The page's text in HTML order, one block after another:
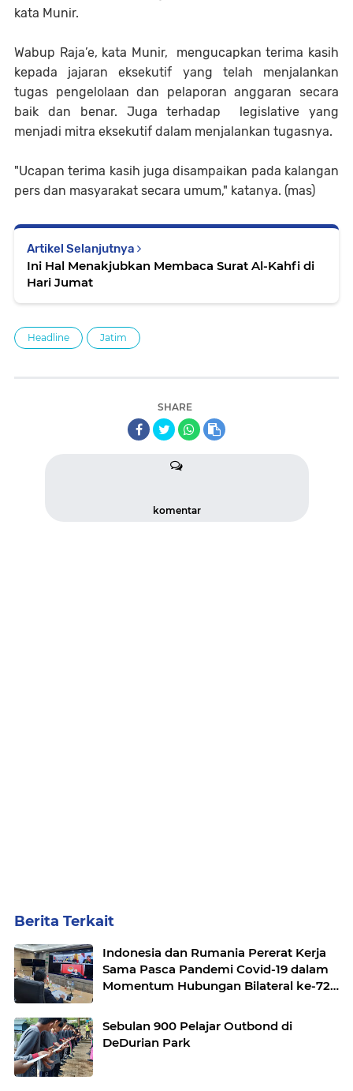
kata Munir.
Wabup Raja’e, kata Munir, mengucapkan terima kasih
kepada jajaran eksekutif yang telah menjalankan
tugas pengelolaan dan pelaporan anggaran secara
baik dan benar. Juga terhadap legislative yang
menjadi mitra eksekutif dalam menjalankan tugasnya.
"Ucapan terima kasih juga disampaikan pada kalangan
pers dan masyarakat secara umum," katanya. (mas)
Artikel Selanjutnya
Ini Hal Menakjubkan Membaca Surat Al-Kahfi di
Hari Jumat
Headline Jatim
SHARE
komentar
Berita Terkait
Indonesia dan Rumania Pererat Kerja
Sama Pasca Pandemi Covid-19 dalam
Momentum Hubungan Bilateral ke-72
Sebulan 900 Pelajar Outbond di
DeDurian Park